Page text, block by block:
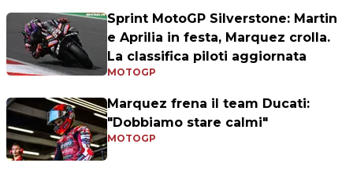
Sprint MotoGP Silverstone: Martin
e Aprilia in festa, Marquez crolla.
La classifica piloti aggiornata
MOTOGP
Marquez frena il team Ducati:
"Dobbiamo stare calmi"
MOTOGP